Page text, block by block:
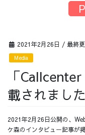
サービス
採用情報
2021年2月26日 / 最終
Media
「
載されました
2021年2月26日公開の、
ケ森のインタビュー記事が